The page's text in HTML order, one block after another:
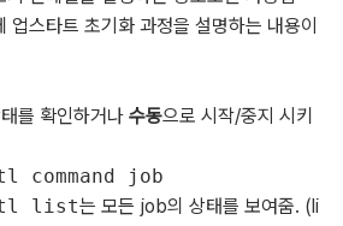
업스타트 초기화 과정을 설명하는 내용이
를 확인하거나 수동으로 시작/중지 시키
job
list는 모든 job의 상태를 보여줌. (li